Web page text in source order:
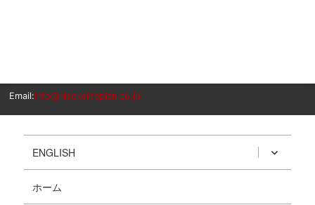
Email:info@nisekolifeplan.co.jp
ENGLISH
ホーム